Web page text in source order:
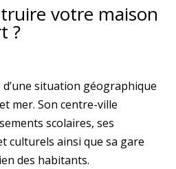
votre maison
?
situation géographique
mer. Son centre-ville
scolaires, ses
culturels ainsi que sa gare
des habitants.